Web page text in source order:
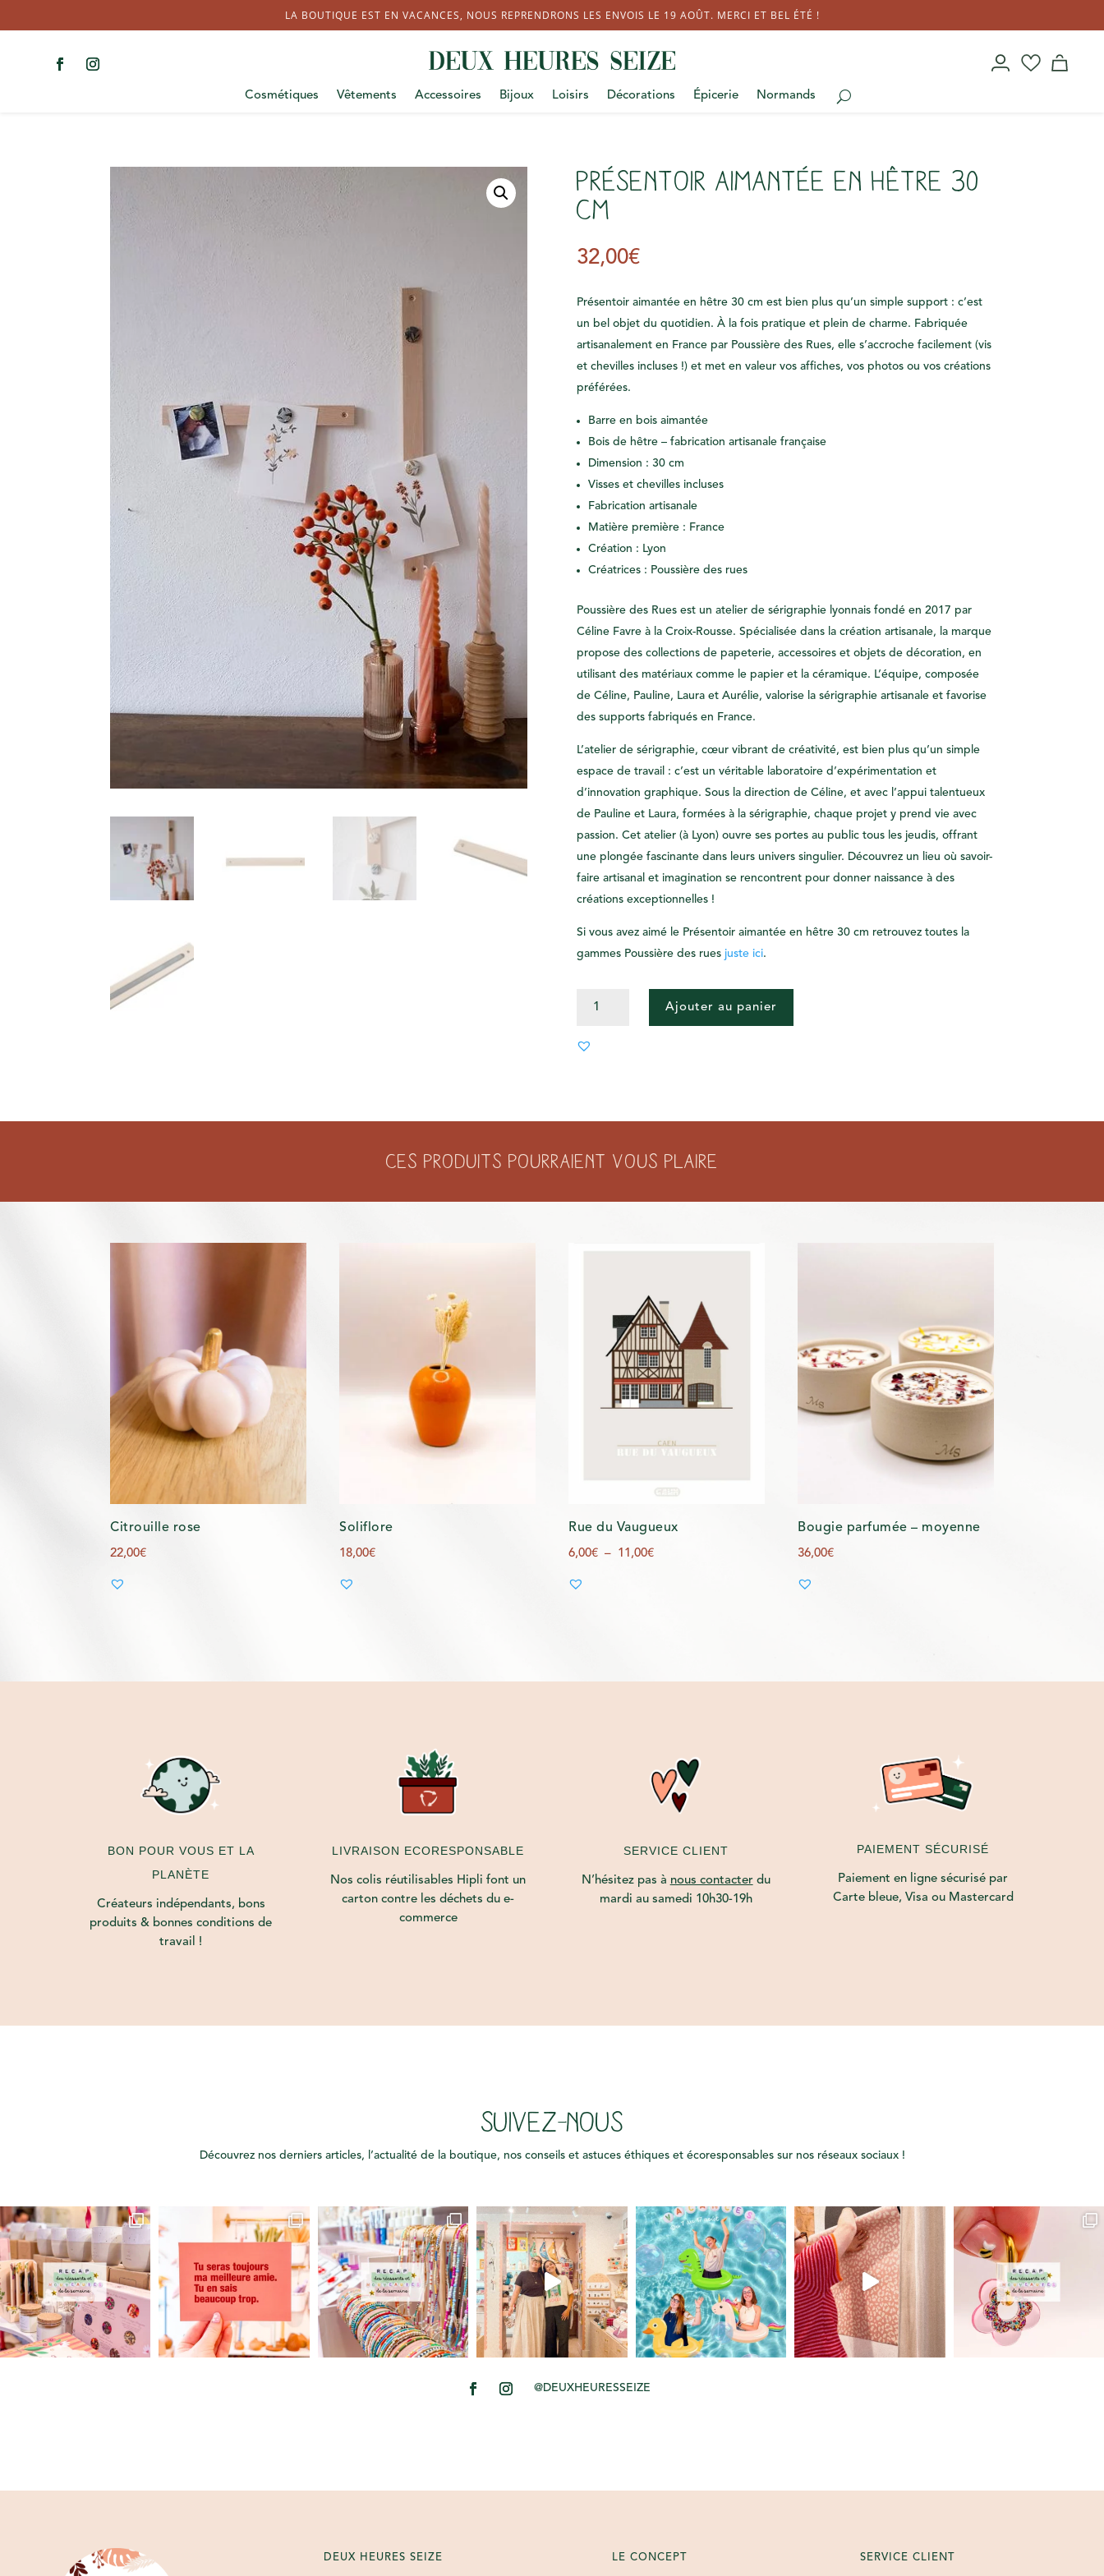
LA BOUTIQUE EST EN VACANCES, NOUS REPRENDRONS LES ENVOIS LE 19 AOÛT. MERCI ET BEL ÉTÉ !
Cosmétiques Vêtements Accessoires Bijoux Loisirs Décorations Épicerie Normands
Présentoir aimantée en hêtre 30
cm
32,00€
Présentoir aimantée en hêtre 30 cm est bien plus qu’un simple support : c’est
un bel objet du quotidien. À la fois pratique et plein de charme. Fabriquée
artisanalement en France par Poussière des Rues, elle s’accroche facilement (vis
et chevilles incluses !) et met en valeur vos affiches, vos photos ou vos créations
préférées.
Barre en bois aimantée
Bois de hêtre – fabrication artisanale française
Dimension : 30 cm
Visses et chevilles incluses
Fabrication artisanale
Matière première : France
Création : Lyon
Créatrices : Poussière des rues
Poussière des Rues est un atelier de sérigraphie lyonnais fondé en 2017 par
Céline Favre à la Croix-Rousse. Spécialisée dans la création artisanale, la marque
propose des collections de papeterie, accessoires et objets de décoration, en
utilisant des matériaux comme le papier et la céramique. L’équipe, composée
de Céline, Pauline, Laura et Aurélie, valorise la sérigraphie artisanale et favorise
des supports fabriqués en France.
L’atelier de sérigraphie, cœur vibrant de créativité, est bien plus qu’un simple
espace de travail : c’est un véritable laboratoire d’expérimentation et
d’innovation graphique. Sous la direction de Céline, et avec l’appui talentueux
de Pauline et Laura, formées à la sérigraphie, chaque projet y prend vie avec
passion. Cet atelier (à Lyon) ouvre ses portes au public tous les jeudis, offrant
une plongée fascinante dans leurs univers singulier. Découvrez un lieu où savoir-
faire artisanal et imagination se rencontrent pour donner naissance à des
créations exceptionnelles !
Si vous avez aimé le Présentoir aimantée en hêtre 30 cm retrouvez toutes la
gammes Poussière des rues juste ici.
AIMANTÉE
Ajouter au panier
Ces produits pourraient vous plaire
Citrouille rose
22,00€
Soliflore
18,00€
Rue du Vaugueux
6,00€ – 11,00€Plage
Bougie parfumée – moyenne
36,00€
BON POUR VOUS ET LA
PLANÈTE
Créateurs indépendants, bons
produits & bonnes conditions de
travail !
LIVRAISON ECORESPONSABLE
Nos colis réutilisables Hipli font un
carton contre les déchets du e-
commerce
SERVICE CLIENT
N’hésitez pas à nous contacter du
mardi au samedi 10h30-19h
PAIEMENT SÉCURISÉ
Paiement en ligne sécurisé par
Carte bleue, Visa ou Mastercard
SUIVEZ-NOUS
Découvrez nos derniers articles, l’actualité de la boutique, nos conseils et astuces éthiques et écoresponsables sur nos réseaux sociaux !
@DEUXHEURESSEIZE
DEUX HEURES SEIZE LE CONCEPT SERVICE CLIENT